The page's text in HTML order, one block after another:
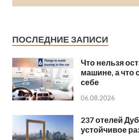
ПОСЛЕДНИЕ ЗАПИСИ
Что нельзя
машине, а что
себе
06.08.2026
237 отелей
устойчивое